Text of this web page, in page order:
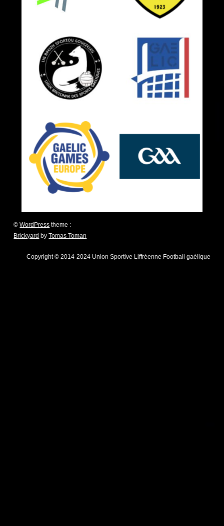
©WordPress theme :
Brickyard byTomas Toman
Copyright © 2014-2024 Union Sportive Liffréenne Football gaélique